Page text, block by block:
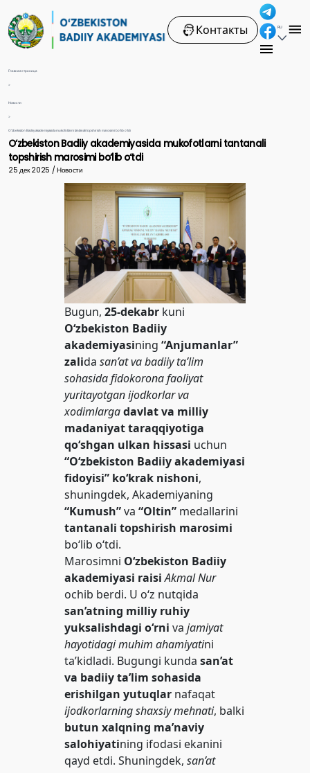
Контакты RU
Главная страница
>
Новости
>
O‘zbekiston Badiiy akademiyasida mukofotlarni tantanali topshirish marosimi bo‘lib o‘tdi
O‘zbekiston Badiiy akademiyasida mukofotlarni tantanali
topshirish marosimi bo‘lib o‘tdi
25 дек 2025 / Новости
Bugun,25-dekabr kuni
O‘zbekiston Badiiy
akademiyasining“Anjumanlar”
zalidasan’at va badiiy ta’lim
sohasida fidokorona faoliyat
yuritayotgan ijodkorlar va
xodimlargadavlat va milliy
madaniyat taraqqiyotiga
qo‘shgan ulkan hissasi uchun
“O‘zbekiston Badiiy akademiyasi
fidoyisi” ko‘krak nishoni,
shuningdek, Akademiyaning
“Kumush”va“Oltin” medallarini
tantanali topshirish marosimi
bo‘lib o‘tdi.
Marosimni O‘zbekiston Badiiy
akademiyasi raisi Akmal Nur
ochib berdi. U o‘z nutqida
san’atning milliy ruhiy
yuksalishdagi o‘rni vajamiyat
hayotidagi muhim ahamiyatini
ta’kidladi. Bugungi kundasan’at
va badiiy ta’lim sohasida
erishilgan yutuqlar nafaqat
ijodkorlarning shaxsiy mehnati, balki
butun xalqning ma’naviy
salohiyatining ifodasi ekanini
qayd etdi. Shuningdek,san’at